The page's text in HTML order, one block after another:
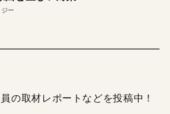
ー
の取材レポートなどを投稿中！